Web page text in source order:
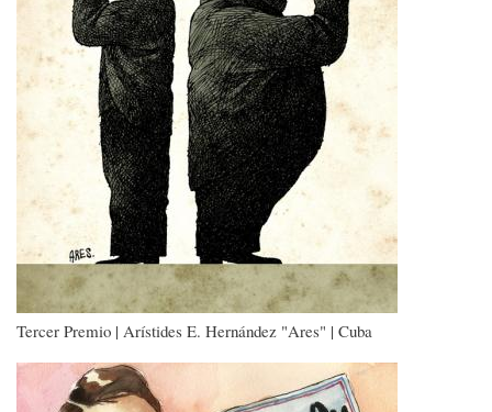
Tercer Premio | Arístides E. Hernández "Ares" | Cuba